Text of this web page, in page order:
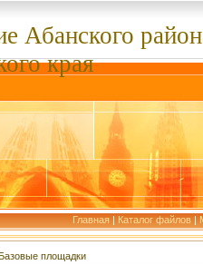
Абанского
края
Главная | Каталог файлов |
площадки